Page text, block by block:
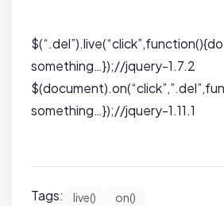
$(“.del”).live(“click”,function(){do
something…});//jquery-1.7.2
something…});//jquery-1.11.1
Tags: live() on()